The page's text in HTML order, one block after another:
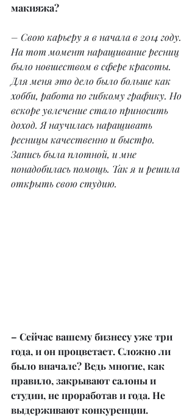
макияжа?
– Свою карьеру я в начала в 2014 году.
На тот момент наращивание ресниц
было новшеством в сфере красоты.
Для меня это дело было больше как
хобби, работа по гибкому графику. Но
вскоре увлечение стало приносить
доход. Я научилась наращивать
ресницы качественно и быстро.
Запись была плотной, и мне
понадобилась помощь. Так я и решила
открыть свою студию.
– Сейчас вашему бизнесу уже три
года, и он процветает. Сложно ли
было вначале? Ведь многие, как
правило, закрывают салоны и
студии, не проработав и года. Не
выдерживают конкуренции.